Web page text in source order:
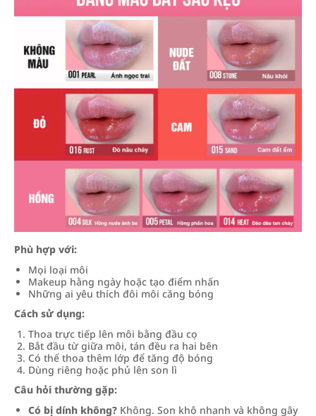
Phù hợp với:
Mọi loại môi
Makeup hằng ngày hoặc tạo điểm nhấn
Những ai yêu thích đôi môi căng bóng
Cách sử dụng:
Thoa trực tiếp lên môi bằng đầu cọ
Bắt đầu từ giữa môi, tán đều ra hai bên
Có thể thoa thêm lớp để tăng độ bóng
Dùng riêng hoặc phủ lên son lì
Câu hỏi thường gặp:
Có bị dính không? Không. Son khô nhanh và không gây